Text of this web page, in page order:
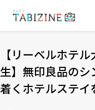
【リーベルホテ
生】無印良品のシ
着くホテルステイ